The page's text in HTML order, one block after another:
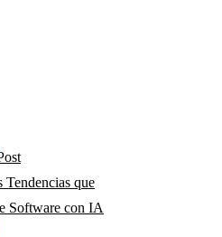
Tendencias que
Software con IA